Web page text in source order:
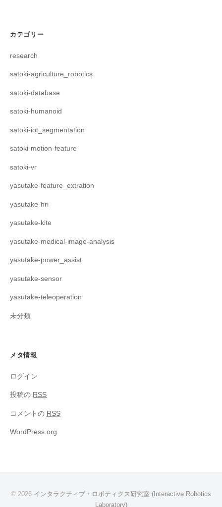
カテゴリー
research
satoki-agriculture_robotics
satoki-database
satoki-humanoid
satoki-iot_segmentation
satoki-motion-feature
satoki-vr
yasutake-feature_extration
yasutake-hri
yasutake-kite
yasutake-medical-image-analysis
yasutake-power_assist
yasutake-sensor
yasutake-teleoperation
未分類
メタ情報
ログイン
投稿の RSS
コメントの RSS
WordPress.org
© 2026 インタラクティブ・ロボティクス研究室 (Interactive Robotics
Laboratory)